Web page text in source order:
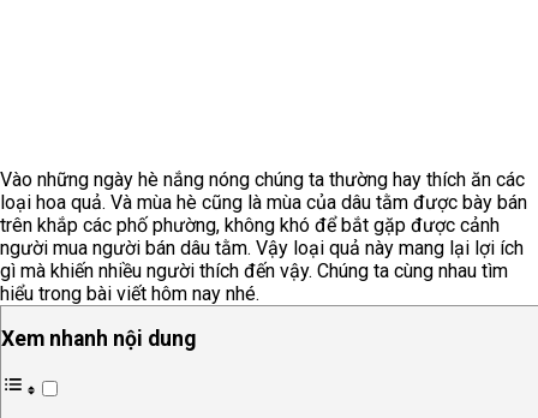
Vào những ngày hè nắng nóng chúng ta thường hay thích ăn các
loại hoa quả. Và mùa hè cũng là mùa của dâu tằm được bày bán
trên khắp các phố phường, không khó để bắt gặp được cảnh
người mua người bán dâu tằm. Vậy loại quả này mang lại lợi ích
gì mà khiến nhiều người thích đến vậy. Chúng ta cùng nhau tìm
hiểu trong bài viết hôm nay nhé.
Xem nhanh nội dung